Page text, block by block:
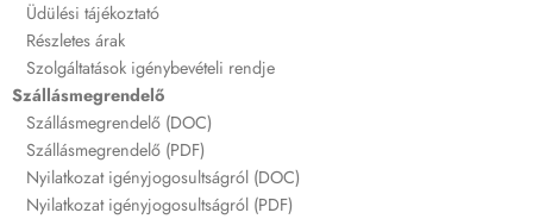
Üdülési tájékoztató
Részletes árak
Szolgáltatások igénybevételi rendje
Szállásmegrendelő
Szállásmegrendelő (DOC)
Szállásmegrendelő (PDF)
Nyilatkozat igényjogosultságról (DOC)
Nyilatkozat igényjogosultságról (PDF)